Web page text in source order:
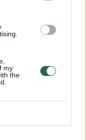
my
the
(jei neturite,
pačiam, galite
skonį.